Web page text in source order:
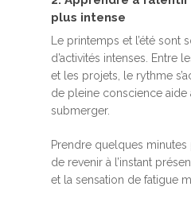
plus intense
Le printemps et l’été sont
d’activités intenses. Entre
et les projets, le rythme
de pleine conscience aide
submerger.
Prendre quelques
de revenir à l’instant
et la sensation de fatigue